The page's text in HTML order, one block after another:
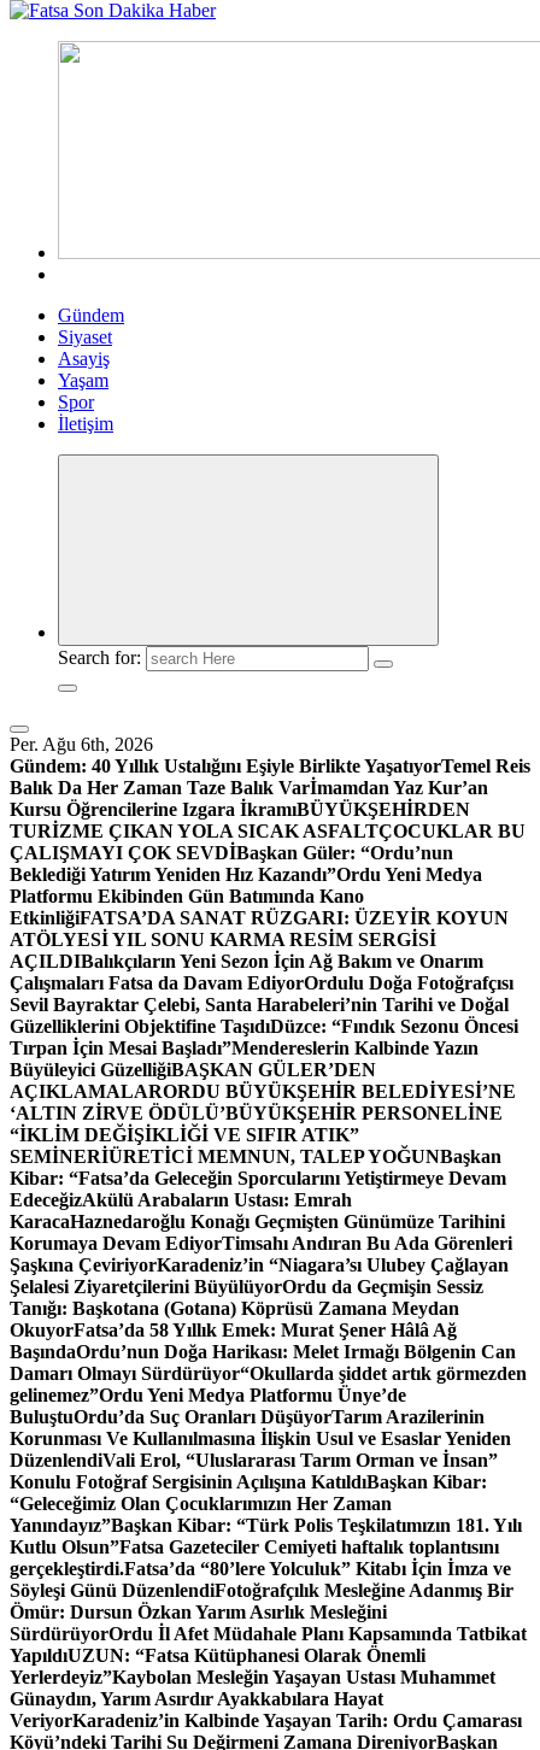
Gündem
Siyaset
Asayiş
Yaşam
Spor
İletişim
Search for:
Per. Ağu 6th, 2026
Gündem: 40 Yıllık Ustalığını Eşiyle Birlikte YaşatıyorTemel Reis
Balık Da Her Zaman Taze Balık Varİmamdan Yaz Kur’an
Kursu Öğrencilerine Izgara İkramıBÜYÜKŞEHİRDEN
TURİZME ÇIKAN YOLA SICAK ASFALTÇOCUKLAR BU
ÇALIŞMAYI ÇOK SEVDİBaşkan Güler: “Ordu’nun
Beklediği Yatırım Yeniden Hız Kazandı”Ordu Yeni Medya
Platformu Ekibinden Gün Batımında Kano
EtkinliğiFATSA’DA SANAT RÜZGARI: ÜZEYİR KOYUN
ATÖLYESİ YIL SONU KARMA RESİM SERGİSİ
AÇILDIBalıkçıların Yeni Sezon İçin Ağ Bakım ve Onarım
Çalışmaları Fatsa da Davam EdiyorOrdulu Doğa Fotoğrafçısı
Sevil Bayraktar Çelebi, Santa Harabeleri’nin Tarihi ve Doğal
Güzelliklerini Objektifine TaşıdıDüzce: “Fındık Sezonu Öncesi
Tırpan İçin Mesai Başladı”Mendereslerin Kalbinde Yazın
Büyüleyici GüzelliğiBAŞKAN GÜLER’DEN
AÇIKLAMALARORDU BÜYÜKŞEHİR BELEDİYESİ’NE
‘ALTIN ZİRVE ÖDÜLÜ’BÜYÜKŞEHİR PERSONELİNE
“İKLİM DEĞİŞİKLİĞİ VE SIFIR ATIK”
SEMİNERİÜRETİCİ MEMNUN, TALEP YOĞUNBaşkan
Kibar: “Fatsa’da Geleceğin Sporcularını Yetiştirmeye Devam
EdeceğizAkülü Arabaların Ustası: Emrah
KaracaHaznedaroğlu Konağı Geçmişten Günümüze Tarihini
Korumaya Devam EdiyorTimsahı Andıran Bu Ada Görenleri
Şaşkına ÇeviriyorKaradeniz’in “Niagara’sı Ulubey Çağlayan
Şelalesi Ziyaretçilerini BüyülüyorOrdu da Geçmişin Sessiz
Tanığı: Başkotana (Gotana) Köprüsü Zamana Meydan
OkuyorFatsa’da 58 Yıllık Emek: Murat Şener Hâlâ Ağ
BaşındaOrdu’nun Doğa Harikası: Melet Irmağı Bölgenin Can
Damarı Olmayı Sürdürüyor“Okullarda şiddet artık görmezden
gelinemez”Ordu Yeni Medya Platformu Ünye’de
BuluştuOrdu’da Suç Oranları DüşüyorTarım Arazilerinin
Korunması Ve Kullanılmasına İlişkin Usul ve Esaslar Yeniden
DüzenlendiVali Erol, “Uluslararası Tarım Orman ve İnsan”
Konulu Fotoğraf Sergisinin Açılışına KatıldıBaşkan Kibar:
“Geleceğimiz Olan Çocuklarımızın Her Zaman
Yanındayız”Başkan Kibar: “Türk Polis Teşkilatımızın 181. Yılı
Kutlu Olsun”Fatsa Gazeteciler Cemiyeti haftalık toplantısını
gerçekleştirdi.Fatsa’da “80’lere Yolculuk” Kitabı İçin İmza ve
Söyleşi Günü DüzenlendiFotoğrafçılık Mesleğine Adanmış Bir
Ömür: Dursun Özkan Yarım Asırlık Mesleğini
SürdürüyorOrdu İl Afet Müdahale Planı Kapsamında Tatbikat
YapıldıUZUN: “Fatsa Kütüphanesi Olarak Önemli
Yerlerdeyiz”Kaybolan Mesleğin Yaşayan Ustası Muhammet
Günaydın, Yarım Asırdır Ayakkabılara Hayat
VeriyorKaradeniz’in Kalbinde Yaşayan Tarih: Ordu Çamarası
Köyü’ndeki Tarihi Su Değirmeni Zamana DireniyorBaşkan